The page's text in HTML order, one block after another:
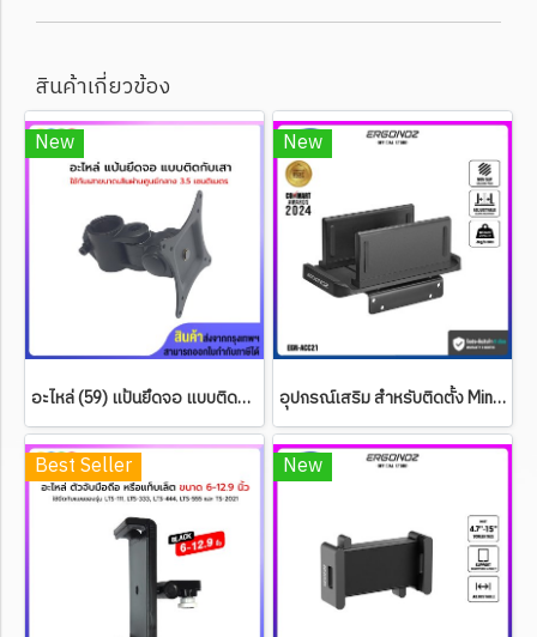
สินค้าเกี่ยวข้อง
New
อะไหล่ (59) แป้นยึดจอ แบบติดกับเสา (รองรับ 15 กิโลกรัม)
New
อุปกรณ์เสริม สำหรับติดตั้ง Mini PC เข้ากับจอ หรือขาตั้งจอฯ ERGONOZ รุ่น 2-in-1 Multifunctional holder
Best Seller New